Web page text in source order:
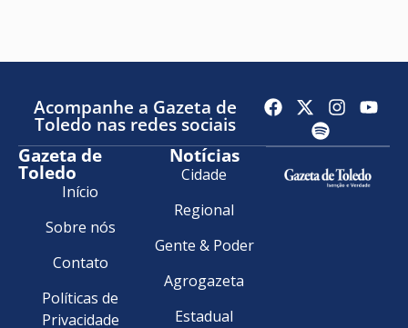
Acompanhe a Gazeta de
Toledo nas redes sociais
Gazeta de
Toledo
Início
Sobre nós
Contato
Políticas de
Privacidade
Notícias
Cidade
Regional
Gente & Poder
Agrogazeta
Estadual